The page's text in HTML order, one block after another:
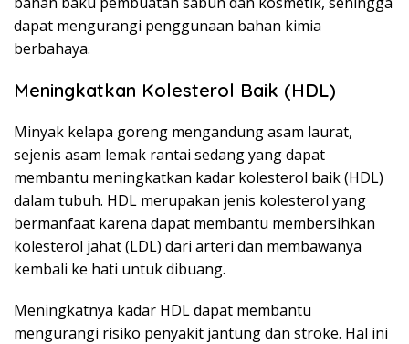
dapat mengurangi penggunaan bahan kimia
berbahaya.
Meningkatkan Kolesterol Baik (HDL)
Minyak kelapa goreng mengandung asam laurat,
sejenis asam lemak rantai sedang yang dapat
membantu meningkatkan kadar kolesterol baik (HDL)
dalam tubuh. HDL merupakan jenis kolesterol yang
bermanfaat karena dapat membantu membersihkan
kolesterol jahat (LDL) dari arteri dan membawanya
kembali ke hati untuk dibuang.
Meningkatnya kadar HDL dapat membantu
mengurangi risiko penyakit jantung dan stroke. Hal ini